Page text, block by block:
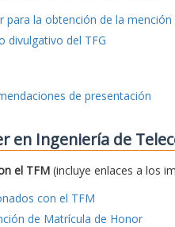
la obtención de la
divulgativo del TFG
de presentación
en Ingeniería de
el TFM(incluye enlaces a los
con el TFM
de Matrícula de Honor